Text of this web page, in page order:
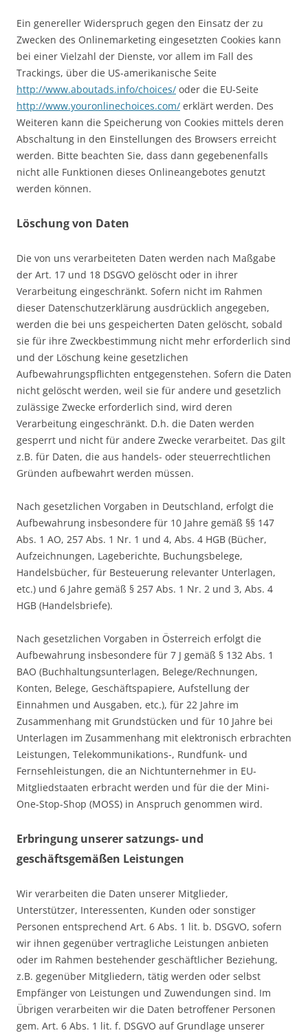
Ein genereller Widerspruch gegen den Einsatz der zu
Zwecken des Onlinemarketing eingesetzten Cookies kann
bei einer Vielzahl der Dienste, vor allem im Fall des
Trackings, über die US-amerikanische Seite
http://www.aboutads.info/choices/ oder die EU-Seite
http://www.youronlinechoices.com/ erklärt werden. Des
Weiteren kann die Speicherung von Cookies mittels deren
Abschaltung in den Einstellungen des Browsers erreicht
werden. Bitte beachten Sie, dass dann gegebenenfalls
nicht alle Funktionen dieses Onlineangebotes genutzt
werden können.
Löschung von Daten
Die von uns verarbeiteten Daten werden nach Maßgabe
der Art. 17 und 18 DSGVO gelöscht oder in ihrer
Verarbeitung eingeschränkt. Sofern nicht im Rahmen
dieser Datenschutzerklärung ausdrücklich angegeben,
werden die bei uns gespeicherten Daten gelöscht, sobald
sie für ihre Zweckbestimmung nicht mehr erforderlich sind
und der Löschung keine gesetzlichen
Aufbewahrungspflichten entgegenstehen. Sofern die Daten
nicht gelöscht werden, weil sie für andere und gesetzlich
zulässige Zwecke erforderlich sind, wird deren
Verarbeitung eingeschränkt. D.h. die Daten werden
gesperrt und nicht für andere Zwecke verarbeitet. Das gilt
z.B. für Daten, die aus handels- oder steuerrechtlichen
Gründen aufbewahrt werden müssen.
Nach gesetzlichen Vorgaben in Deutschland, erfolgt die
Aufbewahrung insbesondere für 10 Jahre gemäß §§ 147
Abs. 1 AO, 257 Abs. 1 Nr. 1 und 4, Abs. 4 HGB (Bücher,
Aufzeichnungen, Lageberichte, Buchungsbelege,
Handelsbücher, für Besteuerung relevanter Unterlagen,
etc.) und 6 Jahre gemäß § 257 Abs. 1 Nr. 2 und 3, Abs. 4
HGB (Handelsbriefe).
Nach gesetzlichen Vorgaben in Österreich erfolgt die
Aufbewahrung insbesondere für 7 J gemäß § 132 Abs. 1
BAO (Buchhaltungsunterlagen, Belege/Rechnungen,
Konten, Belege, Geschäftspapiere, Aufstellung der
Einnahmen und Ausgaben, etc.), für 22 Jahre im
Zusammenhang mit Grundstücken und für 10 Jahre bei
Unterlagen im Zusammenhang mit elektronisch erbrachten
Leistungen, Telekommunikations-, Rundfunk- und
Fernsehleistungen, die an Nichtunternehmer in EU-
Mitgliedstaaten erbracht werden und für die der Mini-
One-Stop-Shop (MOSS) in Anspruch genommen wird.
Erbringung unserer satzungs- und
geschäftsgemäßen Leistungen
Wir verarbeiten die Daten unserer Mitglieder,
Unterstützer, Interessenten, Kunden oder sonstiger
Personen entsprechend Art. 6 Abs. 1 lit. b. DSGVO, sofern
wir ihnen gegenüber vertragliche Leistungen anbieten
oder im Rahmen bestehender geschäftlicher Beziehung,
z.B. gegenüber Mitgliedern, tätig werden oder selbst
Empfänger von Leistungen und Zuwendungen sind. Im
Übrigen verarbeiten wir die Daten betroffener Personen
gem. Art. 6 Abs. 1 lit. f. DSGVO auf Grundlage unserer